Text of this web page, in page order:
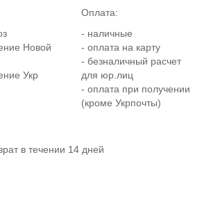
Новой
Укр
Оплата:
- наличные
- оплата на карту
- безналичный расчет
для юр.лиц
- оплата при получении
(кроме Укрпочты)
в течении 14 дней